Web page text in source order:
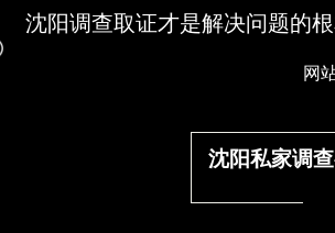
沈阳调查取证才是解决问题的
网
沈阳私家调